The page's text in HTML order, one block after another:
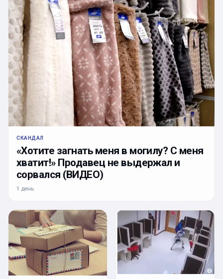
СКАНДАЛ
«Хотите загнать меня в могилу? С меня
хватит!» Продавец не выдержал и
сорвался (ВИДЕО)
1 день